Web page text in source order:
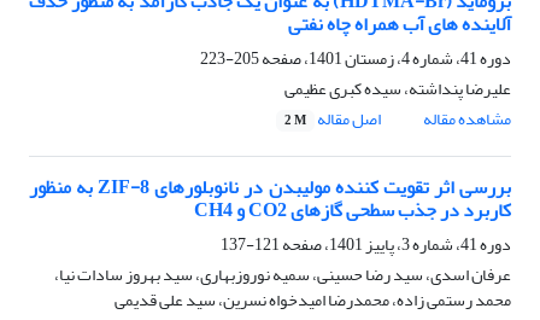
آلاینده های آب همراه چاه نفتی
دوره 41، شماره 4، زمستان 1401، صفحه
205-223
علیرضا پنداشته، سیده کبری عظیمی
مشاهده مقاله
اصل مقاله 2 M
بررسی اثر تقویت کننده مولیبدن در نانوبلورهای ZIF-8 به منظور
کاربرد در جذب سطحی گازهای CO2 و CH4
دوره 41، شماره 3، پاییز 1401، صفحه
121-137
عرفان اسدی، سید رضا حسینی، سمیه نوروزبهاری، سید بهروز سادات نیا،
محمد رستمی زاده، محمدرضا امیدخواه نسرین، سید علی قدیمی